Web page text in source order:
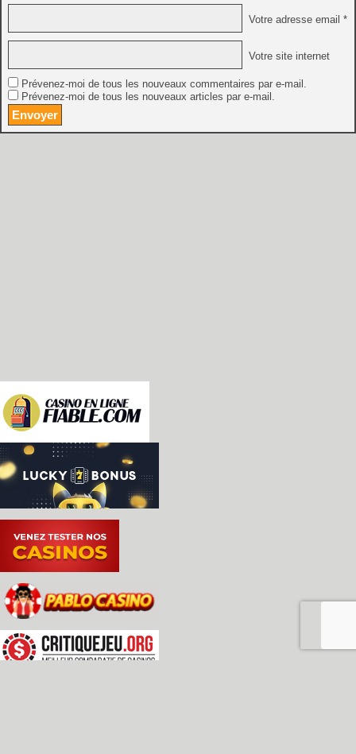
Votre adresse email *
Votre site internet
Prévenez-moi de tous les nouveaux commentaires par e-mail.
Prévenez-moi de tous les nouveaux articles par e-mail.